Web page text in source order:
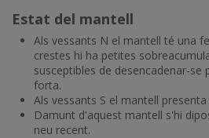
Estat del mantell
Als vessants N el mantell té una
crestes hi ha petites
susceptibles de desencadenar-se
forta.
Als vessants S el mantell
Damunt d'aquest mantell s'hi
neu recent.